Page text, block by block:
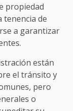
propiedad
tenencia de
a garantizar
están
el tránsito y
pero
o